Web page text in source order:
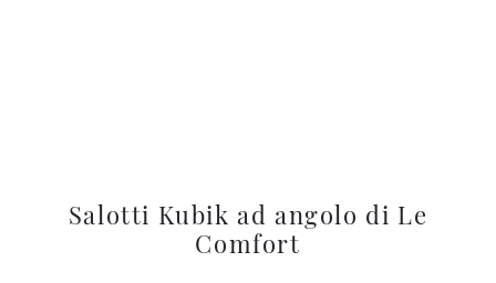
Salotti Kubik ad angolo di Le
Comfort